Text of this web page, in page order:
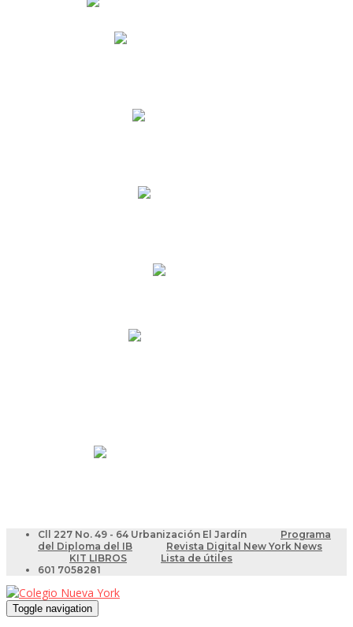
Cll 227 No. 49 - 64 Urbanización El Jardín
Programa
del Diploma del IB
Revista Digital New York News
KIT LIBROS
Lista de útiles
601 7058281
Toggle navigation